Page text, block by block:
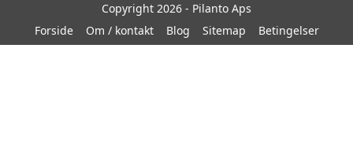
Copyright 2026 - Pilanto Aps
Forside
Om / kontakt Blog Sitemap Betingelser